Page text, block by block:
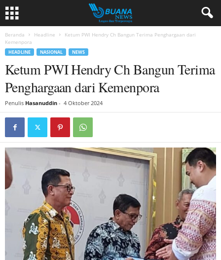
Beranda Headline
Ketum PWI Hendry Ch Bangun Terima Penghargaan dari
Kemenpora
HEADLINE NASIONAL NEWS
Ketum PWI Hendry Ch Bangun Terima
Penghargaan dari Kemenpora
Penulis Hasanuddin - 4 Oktober 2024